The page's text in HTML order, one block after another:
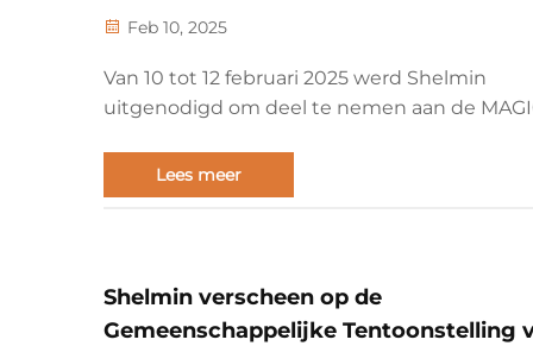
Feb 10, 2025
Van 10 tot 12 februari 2025 werd Shelmin
uitgenodigd om deel te nemen aan de
Vegas Convention Center (3150 Paradise
Vegas, NV 89109-9096, VS). Als een van de
Lees meer
Shelmin verscheen op de
Gemeenschappelijke Tentoonstelling